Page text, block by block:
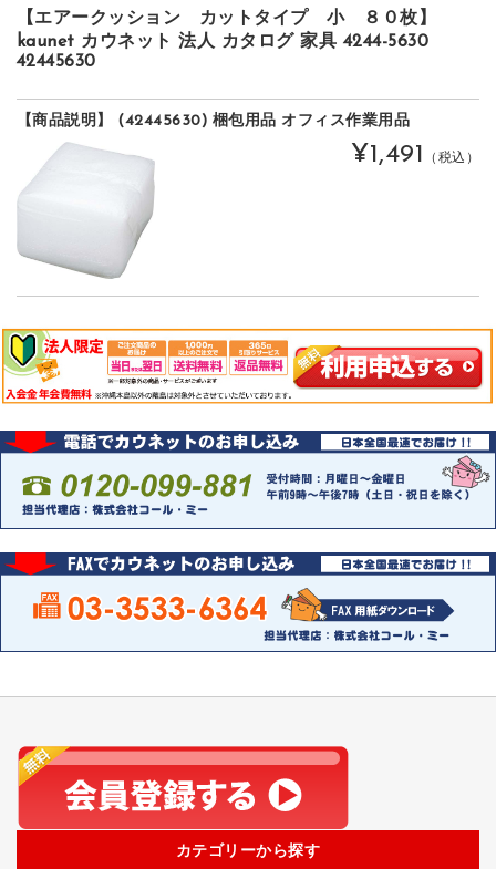
【エアークッション カットタイプ 小 ８０枚】
kaunet カウネット 法人 カタログ 家具 4244-5630
42445630
【商品説明】 (42445630) 梱包用品 オフィス作業用品
¥1,491 （税込）
カテゴリーから探す